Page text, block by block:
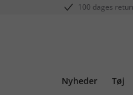
100 dages
Nyheder Tøj